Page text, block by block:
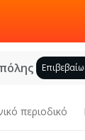
περιοδικό